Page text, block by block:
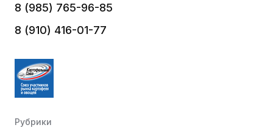
8 (985) 765-96-85
8 (910) 416-01-77
Рубрики